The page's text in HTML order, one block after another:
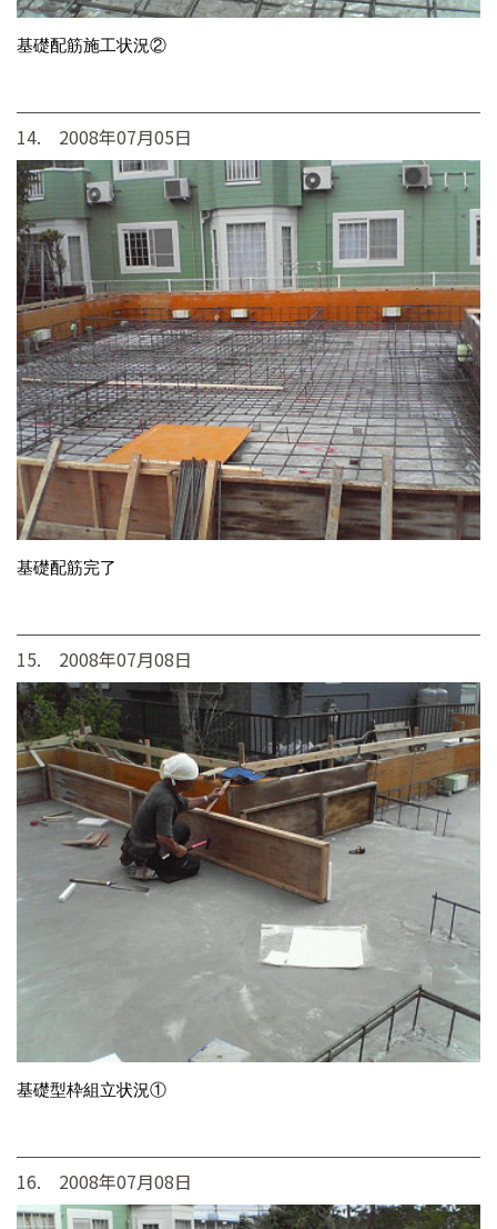
基礎配筋施工状況②
14. 2008年07月05日
基礎配筋完了
15. 2008年07月08日
基礎型枠組立状況①
16. 2008年07月08日